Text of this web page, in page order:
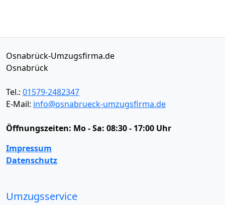
Osnabrück-Umzugsfirma.de
Osnabrück
Tel.: 01579-2482347
E-Mail: info@osnabrueck-umzugsfirma.de
Öffnungszeiten: Mo - Sa: 08:30 - 17:00 Uhr
Impressum
Datenschutz
Umzugsservice